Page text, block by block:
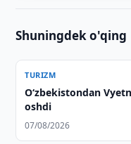
Shuningdek o'qing
TURIZM
O‘zbekistondan
oshdi
07/08/2026